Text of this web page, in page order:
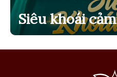
Siêu khoái cảm